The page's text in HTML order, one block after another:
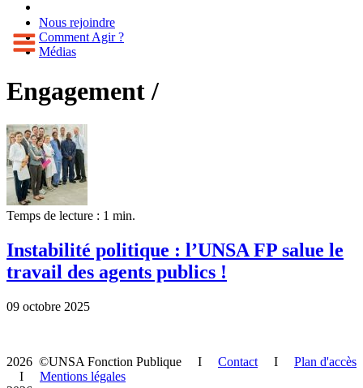
Nous rejoindre
Comment Agir ?
Médias
Engagement /
Temps de lecture : 1 min.
Instabilité politique : l’UNSA FP salue le
travail des agents publics !
09 octobre 2025
2026 ©UNSA Fonction Publique I Contact I Plan d'accès
I Mentions légales